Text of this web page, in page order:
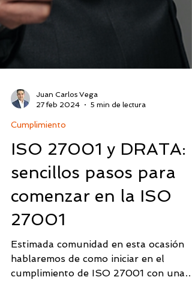
27 feb 2024
ISO 27001 y DRATA: 8
sencillos pasos para
comenzar en la ISO
27001
Estimada comunidad en esta ocasión
hablaremos de como iniciar en el